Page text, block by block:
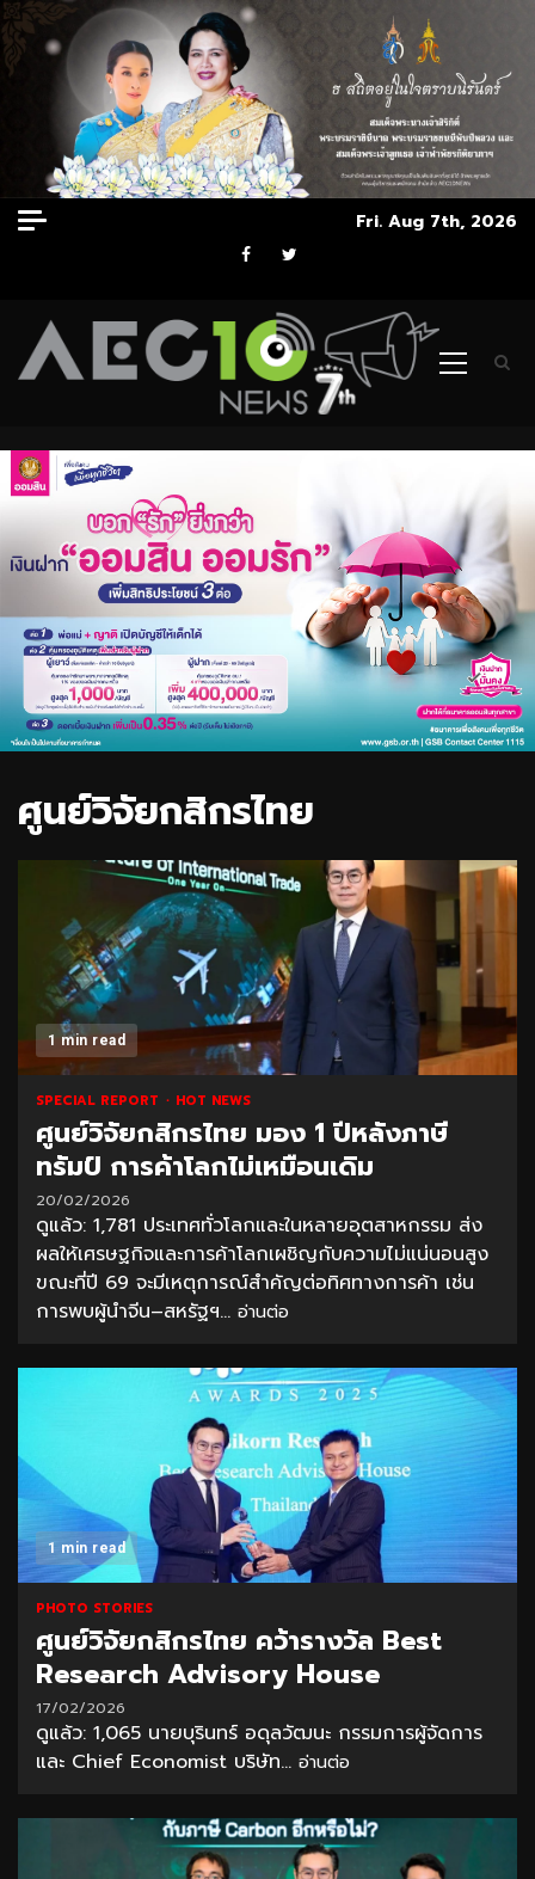
Skip
to
Fri. Aug 7th, 2026
Facebook
Twitter
Primary
ศูนย์วิจัยกสิกรไทย
1 min read
SPECIAL REPORT HOT NEWS
ศูนย์วิจัยกสิกรไทย มอง 1 ปีหลังภาษี
ทรัมป์ การค้าโลกไม่เหมือนเดิม
20/02/2026
ดูแล้ว: 1,781 ประเทศทั่วโลกและในหลายอุตสาหกรรม ส่ง
ผลให้เศรษฐกิจและการค้าโลกเผชิญกับความไม่แน่นอนสูง
ขณะที่ปี 69 จะมีเหตุการณ์สำคัญต่อทิศทางการค้า เช่น
การพบผู้นำจีน–สหรัฐฯ... อ่านต่อ
1 min read
PHOTO STORIES
ศูนย์วิจัยกสิกรไทย คว้ารางวัล Best
Research Advisory House
17/02/2026
ดูแล้ว: 1,065 นายบุรินทร์ อดุลวัฒนะ กรรมการผู้จัดการ
และ Chief Economist บริษัท... อ่านต่อ